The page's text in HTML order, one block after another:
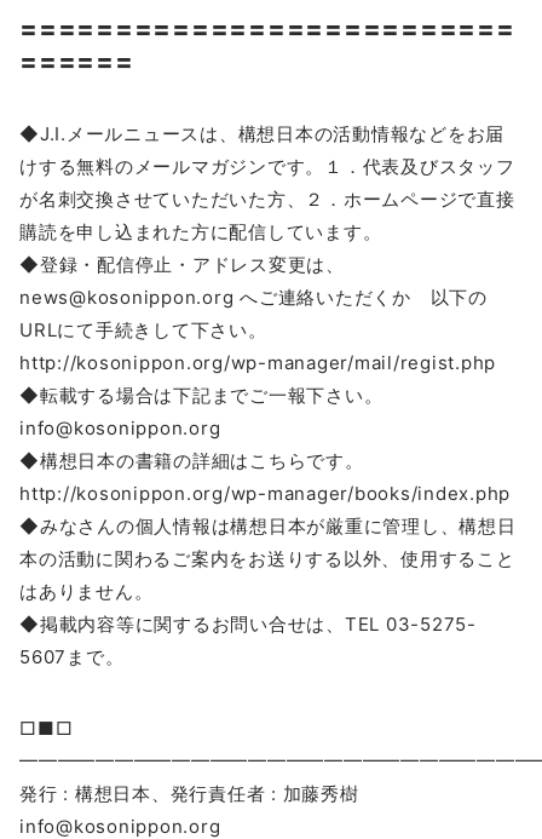
〓〓〓〓〓〓〓〓〓〓〓〓〓〓〓〓〓〓〓〓〓〓〓〓〓〓
〓〓〓〓〓〓
◆J.I.メールニュースは、構想日本の活動情報などをお届
けする無料のメールマガジンです。１．代表及びスタッフ
が名刺交換させていただいた方、２．ホームページで直接
購読を申し込まれた方に配信しています。
◆登録・配信停止・アドレス変更は、
news@kosonippon.org へご連絡いただくか 以下の
URLにて手続きして下さい。
http://kosonippon.org/wp-manager/mail/regist.php
◆転載する場合は下記までご一報下さい。
info@kosonippon.org
◆構想日本の書籍の詳細はこちらです。
http://kosonippon.org/wp-manager/books/index.php
◆みなさんの個人情報は構想日本が厳重に管理し、構想日
本の活動に関わるご案内をお送りする以外、使用すること
はありません。
◆掲載内容等に関するお問い合せは、TEL 03-5275-
5607まで。
□■□
発行 : 構想日本、発行責任者 : 加藤秀樹
info@kosonippon.org